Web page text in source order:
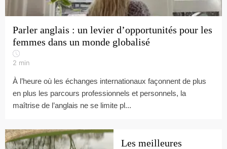
Parler anglais : un levier d’opportunités pour les
femmes dans un monde globalisé
2 min
À l’heure où les échanges internationaux façonnent de plus
en plus les parcours professionnels et personnels, la
maîtrise de l’anglais ne se limite pl...
Les meilleures